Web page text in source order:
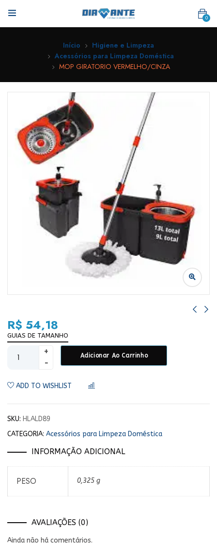
0
Início
Higiene e Limpeza
Acessórios para Limpeza Doméstica
MOP GIRATORIO VERMELHO/CINZA
R$ 54,18
GUIAS DE TAMANHO
Adicionar Ao Carrinho
ADD TO WISHLIST
SKU: HLALD89
CATEGORIA: Acessórios para Limpeza Doméstica
INFORMAÇÃO ADICIONAL
PESO 0,325 g
AVALIAÇÕES (0)
Ainda não há comentários.